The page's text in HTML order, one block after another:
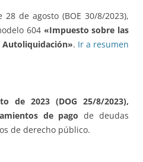
28 de agosto (BOE 30/8/2023),
604 «Impuesto sobre las
Autoliquidación». Ir a resumen
de 2023 (DOG 25/8/2023),
de pago de deudas
de derecho público.